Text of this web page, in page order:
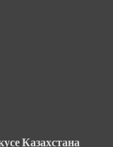
Казахстана